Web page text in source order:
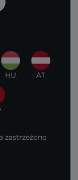
HU AT
zastrzeżone